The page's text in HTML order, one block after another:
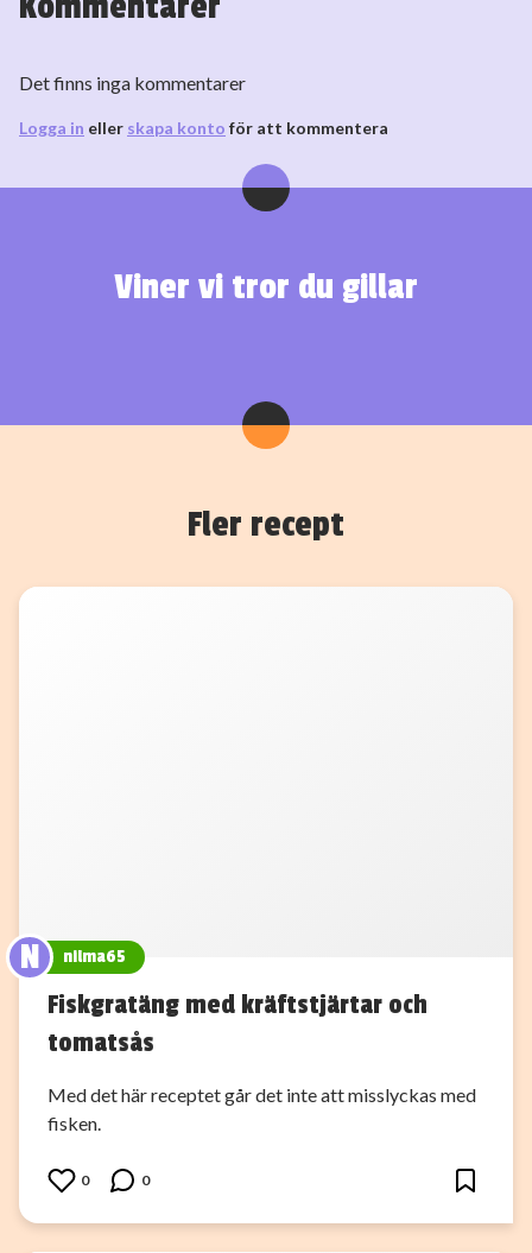
Det finns inga kommentarer
Logga in eller skapa konto för att kommentera
Viner vi tror du gillar
Fler recept
N nilma65
Fiskgratäng med kräftstjärtar och
tomatsås
Med det här receptet går det inte att misslyckas med
fisken.
0 0